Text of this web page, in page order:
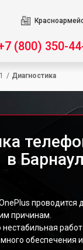
(800) 350-
/ Диагностика
в
проводится
причинам.
обеспечения